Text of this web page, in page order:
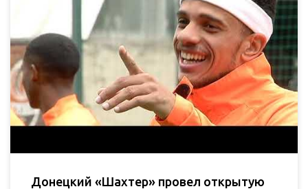
Донецкий «Шахтер» провел открытую